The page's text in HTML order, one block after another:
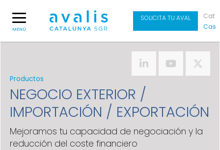
MENÚ
SOLICITA TU AVAL
Cat
Cas
Productos
NEGOCIO EXTERIOR /
IMPORTACIÓN / EXPORTACIÓN
Mejoramos tu capacidad de negociación y la
reducción del coste financiero